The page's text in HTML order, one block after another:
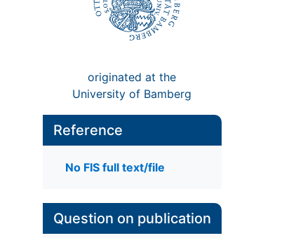
originated at the
University of Bamberg
Reference
No FIS full text/file
Question on publication